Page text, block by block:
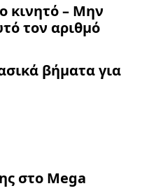
κινητό – Μην
τον αριθμό
βήματα για
στο Mega